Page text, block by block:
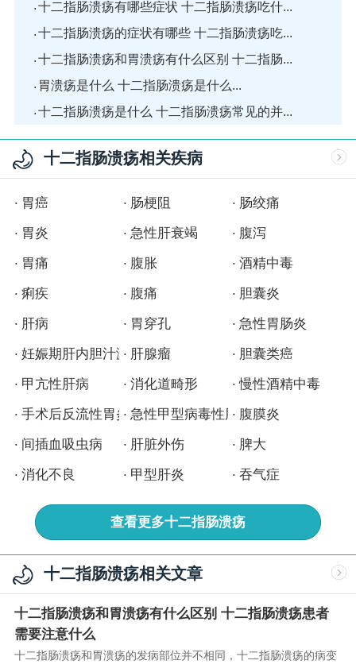
十二指肠溃疡有哪些症状 十二指肠溃疡吃什...
十二指肠溃疡的症状有哪些 十二指肠溃疡吃...
十二指肠溃疡和胃溃疡有什么区别 十二指肠...
胃溃疡是什么 十二指肠溃疡是什么...
十二指肠溃疡是什么 十二指肠溃疡常见的并...
十二指肠溃疡相关疾病
胃癌 肠梗阻
肠绞痛
胃炎
急性肝衰竭
腹泻
胃痛
腹胀
酒精中毒
痢疾
腹痛
胆囊炎
肝病
胃穿孔
急性胃肠炎
妊娠期肝内胆汁淤积症
肝腺瘤
胆囊类癌
甲亢性肝病
消化道畸形
慢性酒精中毒
手术后反流性胃炎 急性甲型病毒性肝炎腹膜炎
间插血吸虫病
肝脏外伤
脾大
消化不良
甲型肝炎 吞气症
查看更多十二指肠溃疡
十二指肠溃疡相关文章
十二指肠溃疡和胃溃疡有什么区别 十二指肠溃疡患者
需要注意什么
十二指肠溃疡和胃溃疡的发病部位并不相同，十二指肠溃疡的病变